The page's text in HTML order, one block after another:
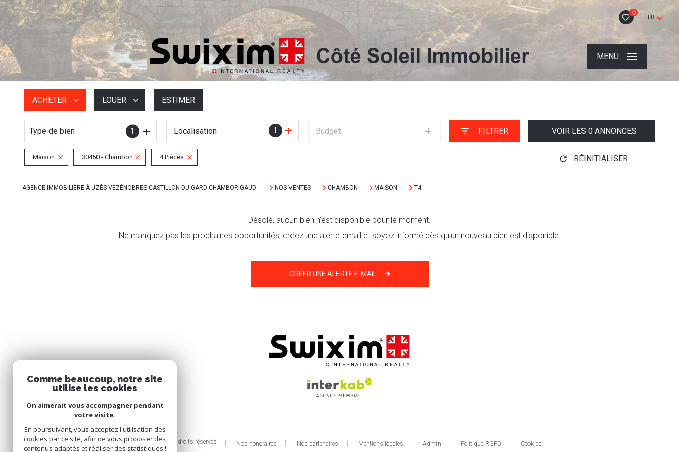
0
FR
MENU
ACHETER
De l'ancien
De l'immo pro
LOUER
à l'année
De l'immo pro
ESTIMER
Type de bien 1 1
Localisation Budget FILTRER VOIR LES 0 ANNONCES
Maison 30450 - Chambon 4 Pièces RÉINITIALISER
AGENCE IMMOBILIÈRE À UZÈS VÉZÉNOBRES CASTILLON-DU-GARD CHAMBORIGAUD NOS VENTES CHAMBON MAISON T4
Désolé, aucun bien n'est disponible pour le moment.
Ne manquez pas les prochaines opportunités, créez une alerte email et soyez informé dès qu'un nouveau bien est disponible.
CRÉER UNE ALERTE E-MAIL
© 2026 | Tous droits réservés Nos honoraires Nos partenaires Mentions légales Admin Politique RGPD Cookies
Comme beaucoup, notre site
utilise les cookies
On aimerait vous accompagner pendant
votre visite.
En poursuivant, vous acceptez l'utilisation des
cookies par ce site, afin de vous proposer des
contenus adaptés et réaliser des statistiques !